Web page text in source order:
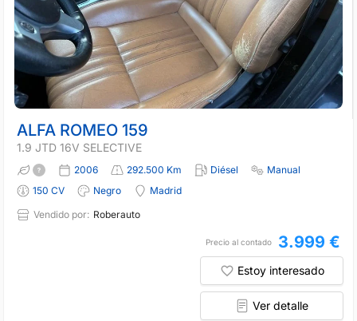
ALFA ROMEO 159
1.9 JTD 16V SELECTIVE
2006 292.500 Km Diésel
Manual
150 CV
Negro
Madrid
Vendido por: Roberauto
Precio al contado 3.999 €
Estoy interesado
Ver detalle